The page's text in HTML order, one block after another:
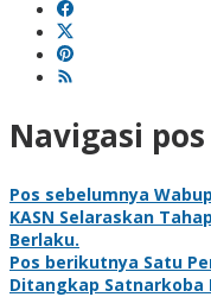
Navigasi pos
Pos sebelumnya
KASN Selaraskan
Berlaku.
Pos berikutnya Satu
Ditangkap Satnarkoba